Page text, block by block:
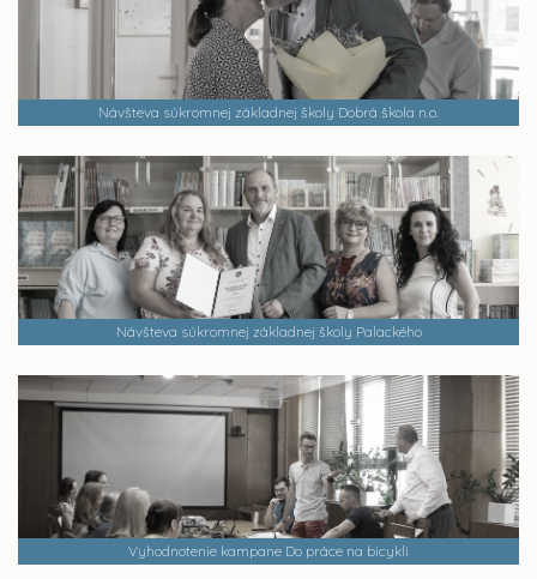
Návšteva súkromnej základnej školy Dobrá škola n.o.
Návšteva súkromnej základnej školy Palackého
Vyhodnotenie kampane Do práce na bicykli